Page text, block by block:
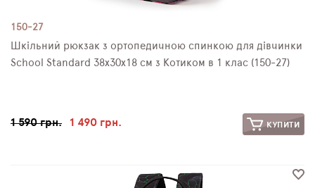
150-27
Шкільний рюкзак з ортопедичною спинкою для дівчинки
School Standard 38х30х18 см з Котиком в 1 клас (150-27)
1 590 грн. 1 490 грн. КУПИТИ